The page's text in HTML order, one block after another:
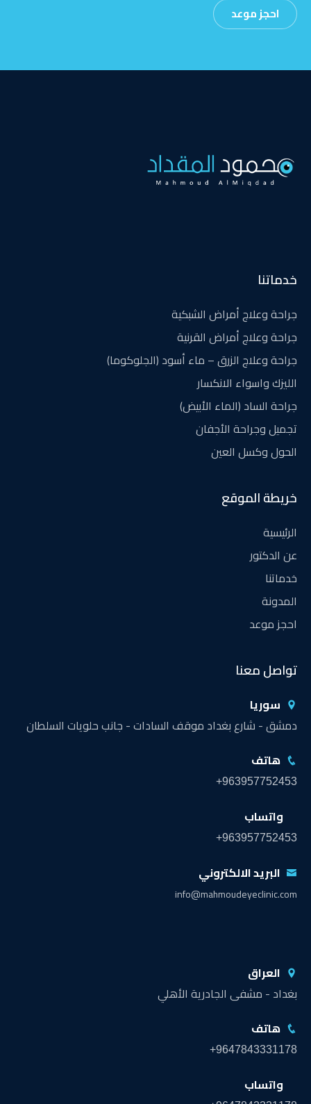
احجز موعد
خدماتنا
جراحة وعلاج أمراض الشبكية
جراحة وعلاج أمراض القرنية
جراحة وعلاج الزرق – ماء أسود (الجلوكوما)
الليزك واسواء الانكسار
جراحة الساد (الماء الأبيض)
تجميل وجراحة الأجفان
الحول وكسل العين
خريطة الموقع
الرئيسية
عن الدكتور
خدماتنا
المدونة
احجز موعد
تواصل معنا
سوريا
دمشق - شارع بغداد موقف السادات - جانب حلويات السلطان
هاتف
+963957752453
واتساب
+963957752453
البريد الالكتروني
info@mahmoudeyeclinic.com
العراق
بغداد - مشفى الجادرية الأهلي
هاتف
+9647843331178
واتساب